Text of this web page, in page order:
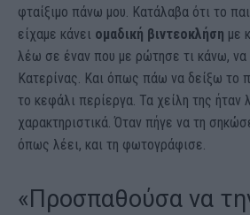
φταίξιμο πάνω μου. Κατάλαβα ότι το
είχαμε κάνει ομαδική βιντεοκλήση με
λέω σε έναν που με ρώτησε τι κάνω, να
Κατερίνας. Και όπως πάω να δείξω το
το κεφάλι περίεργα. Τα χείλη της ήταν
χαρακτηριστικά. Όταν πήγε να τη
όπως λέει, και τη φωτογράφισε.
«Προσπαθούσα να